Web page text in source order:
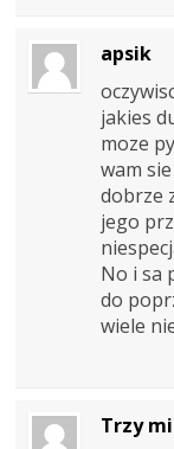
apsik
jakies
moze
wam
dobrze
jego
No i sa
do
wiele
Trzy